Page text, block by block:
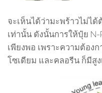
จะเห็นได้ว่ามะพร้าวไม่ไ
เท่านั้น ดังนั้นการให้ปุ๋ย
เพียงพอ เพราะความต้อง
โซเดียม และคลอรีน ก็มีสู